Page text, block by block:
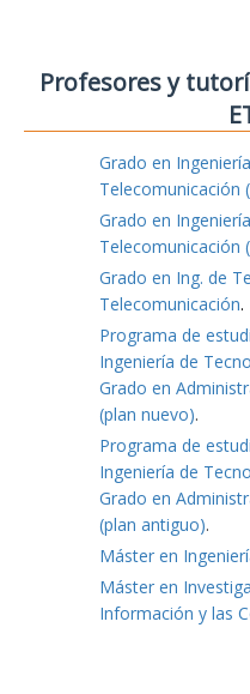
Profesores y
Grado en
Telecomunicación
Grado en
Telecomunicación
Grado en Ing. de
Telecomunicación.
Programa de
Ingeniería de
Grado en
(plan nuevo).
Programa de
Ingeniería de
Grado en
(plan antiguo).
Máster en
Máster en
Información y las